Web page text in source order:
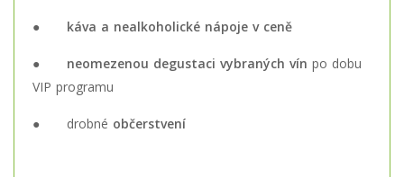
● káva a nealkoholické nápoje v ceně
● neomezenou degustaci vybraných vín po dobu
VIP programu
● drobné občerstvení